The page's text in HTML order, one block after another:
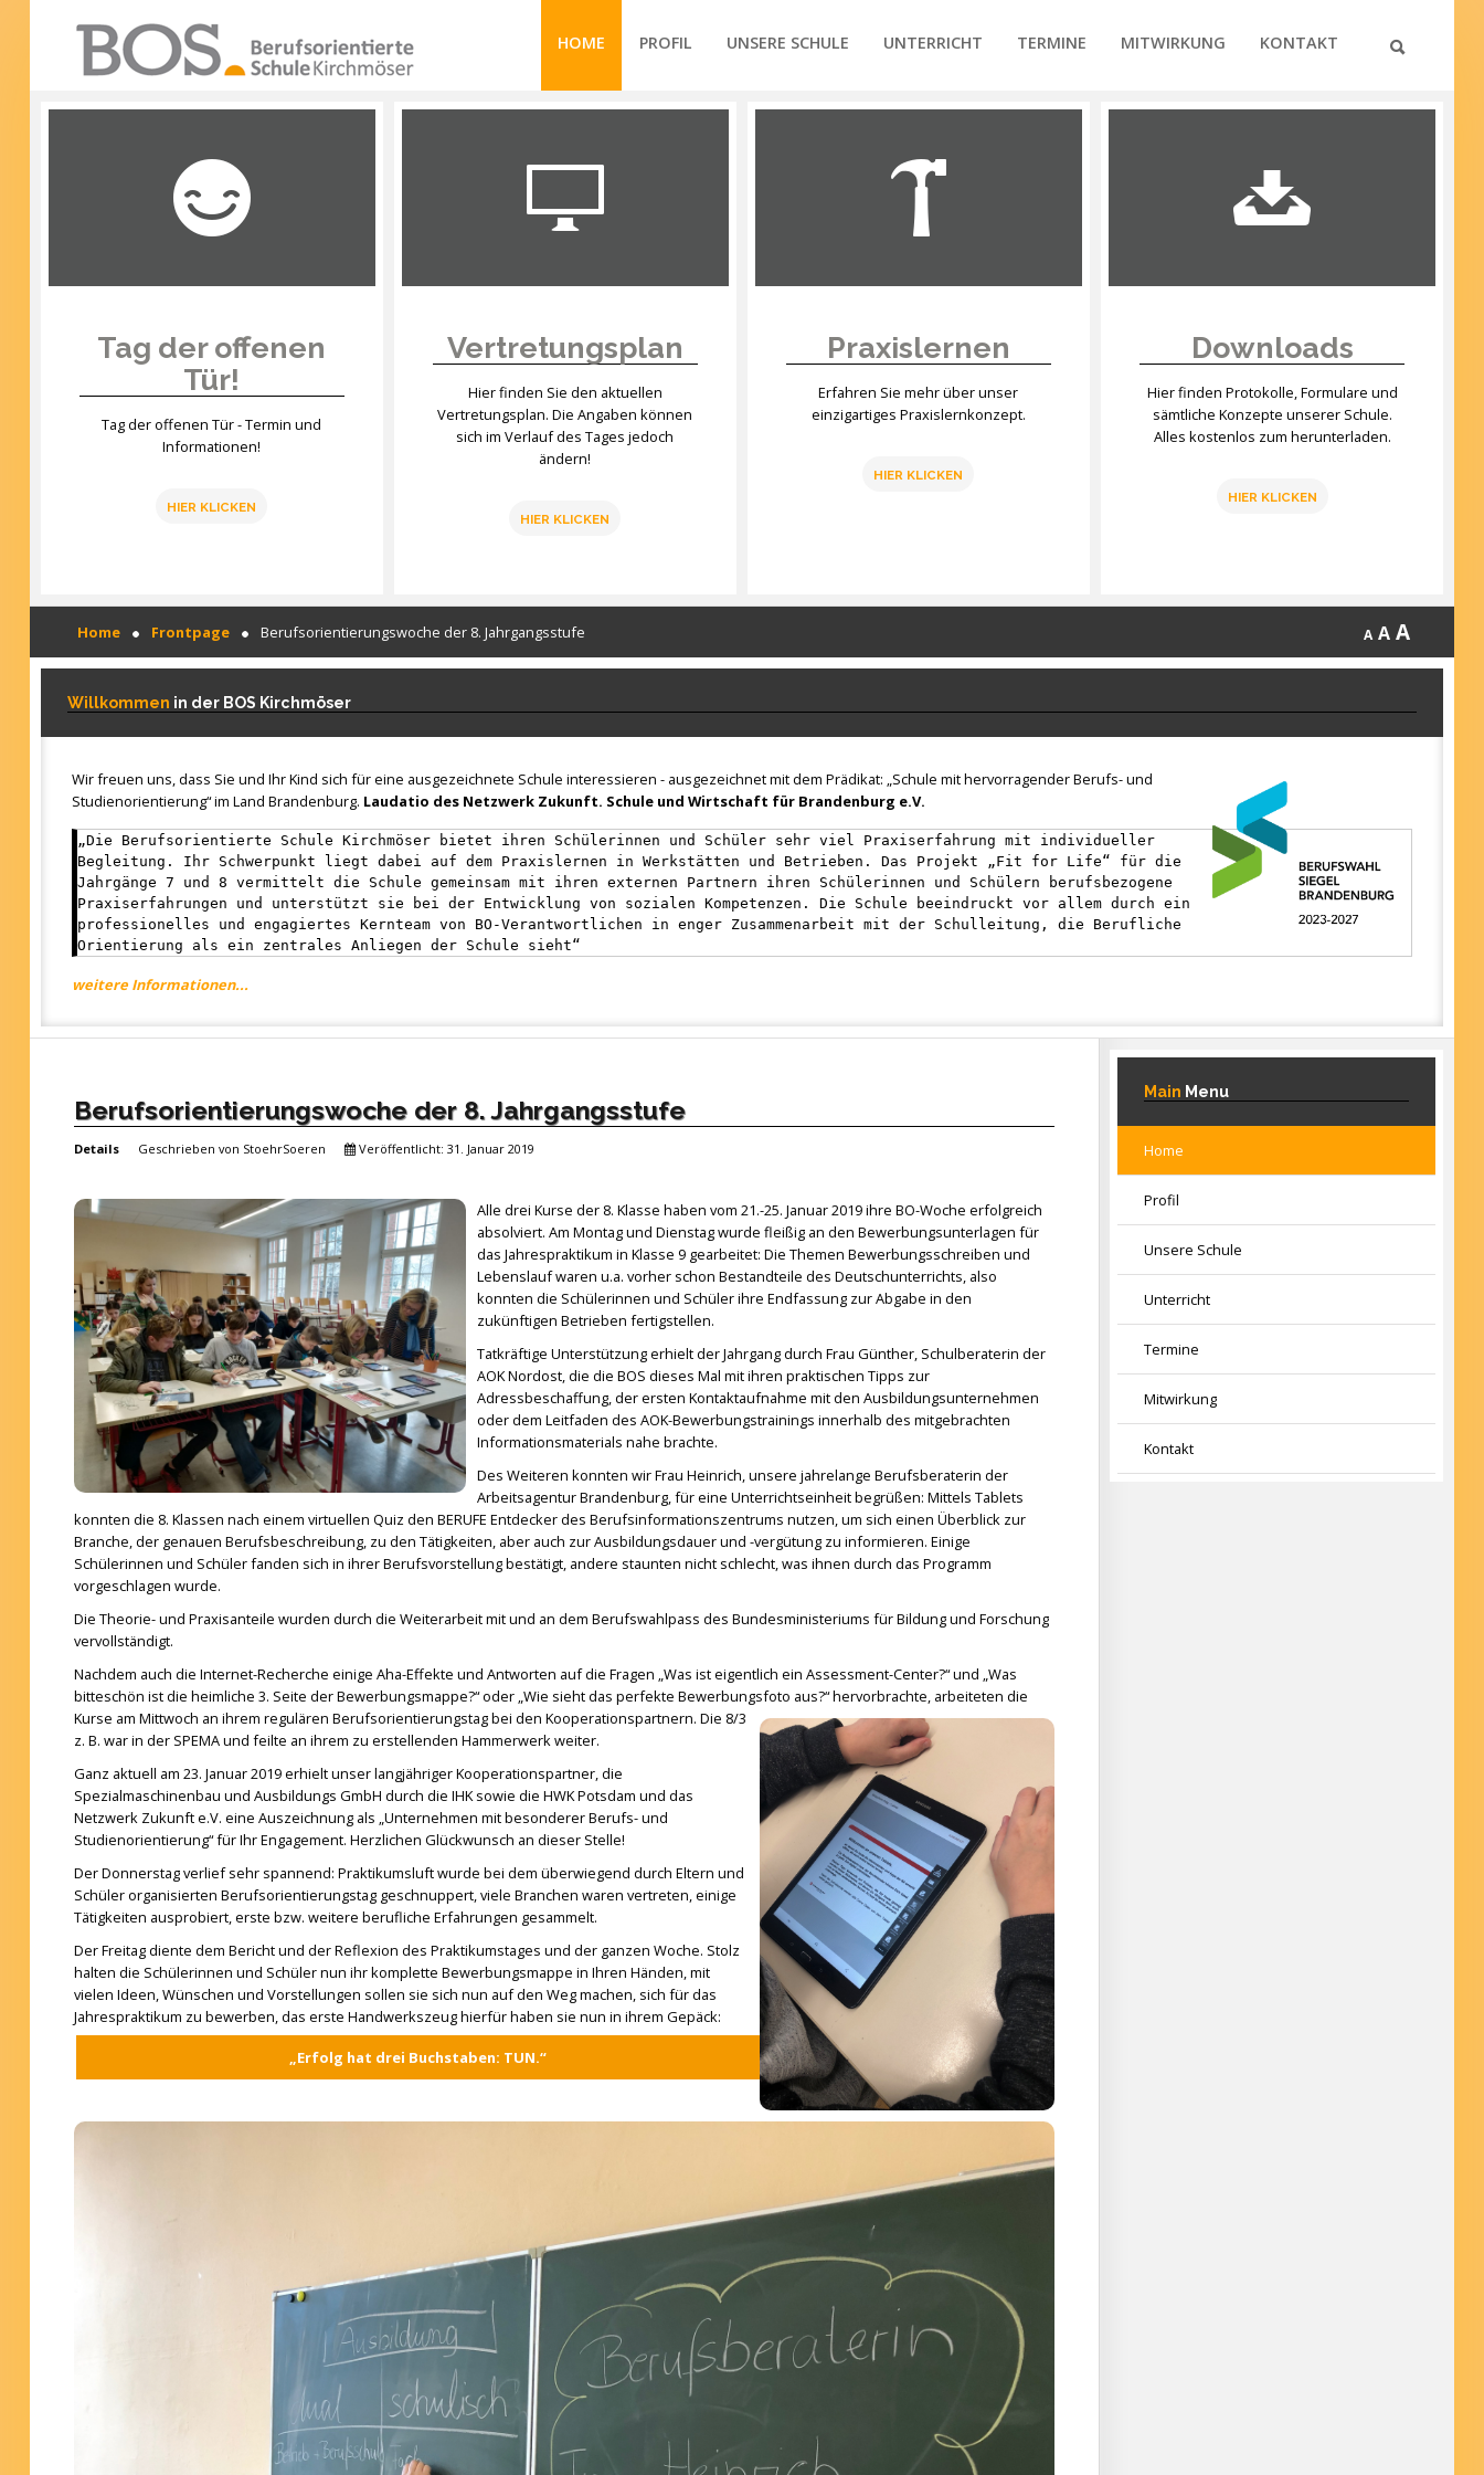
Unsere Schule
Mitwirkung
HOME PROFIL UNSERE SCHULE UNTERRICHT TERMINE MITWIRKUNG KONTAKT
Tag der offenen
Tür!
Tag der offenen Tür - Termin und
Informationen!
HIER KLICKEN
Vertretungsplan
Hier finden Sie den aktuellen
Vertretungsplan. Die Angaben können
sich im Verlauf des Tages jedoch
ändern!
HIER KLICKEN
Praxislernen
Erfahren Sie mehr über unser
einzigartiges Praxislernkonzept.
HIER KLICKEN
Downloads
Hier finden Protokolle, Formulare und
sämtliche Konzepte unserer Schule.
Alles kostenlos zum herunterladen.
HIER KLICKEN
Home Frontpage Berufsorientierungswoche der 8. Jahrgangsstufe A A A
Willkommen in der BOS Kirchmöser
Wir freuen uns, dass Sie und Ihr Kind sich für eine ausgezeichnete Schule interessieren - ausgezeichnet mit dem Prädikat: „Schule mit hervorragender Berufs- und
Studienorientierung“ im Land Brandenburg. Laudatio des Netzwerk Zukunft. Schule und Wirtschaft für Brandenburg e.V.
„Die Berufsorientierte Schule Kirchmöser bietet ihren Schülerinnen und Schüler sehr viel Praxiserfahrung mit individueller
Begleitung. Ihr Schwerpunkt liegt dabei auf dem Praxislernen in Werkstätten und Betrieben. Das Projekt „Fit for Life“ für die
Jahrgänge 7 und 8 vermittelt die Schule gemeinsam mit ihren externen Partnern ihren Schülerinnen und Schülern berufsbezogene
Praxiserfahrungen und unterstützt sie bei der Entwicklung von sozialen Kompetenzen. Die Schule beeindruckt vor allem durch ein
professionelles und engagiertes Kernteam von BO-Verantwortlichen in enger Zusammenarbeit mit der Schulleitung, die Berufliche
Orientierung als ein zentrales Anliegen der Schule sieht“
weitere Informationen...
Berufsorientierungswoche der 8. Jahrgangsstufe
Details Geschrieben von StoehrSoeren Veröffentlicht: 31. Januar 2019
Alle drei Kurse der 8. Klasse haben vom 21.-25. Januar 2019 ihre BO-Woche erfolgreich
absolviert. Am Montag und Dienstag wurde fleißig an den Bewerbungsunterlagen für
das Jahrespraktikum in Klasse 9 gearbeitet: Die Themen Bewerbungsschreiben und
Lebenslauf waren u.a. vorher schon Bestandteile des Deutschunterrichts, also
konnten die Schülerinnen und Schüler ihre Endfassung zur Abgabe in den
zukünftigen Betrieben fertigstellen.
Tatkräftige Unterstützung erhielt der Jahrgang durch Frau Günther, Schulberaterin der
AOK Nordost, die die BOS dieses Mal mit ihren praktischen Tipps zur
Adressbeschaffung, der ersten Kontaktaufnahme mit den Ausbildungsunternehmen
oder dem Leitfaden des AOK-Bewerbungstrainings innerhalb des mitgebrachten
Informationsmaterials nahe brachte.
Des Weiteren konnten wir Frau Heinrich, unsere jahrelange Berufsberaterin der
Arbeitsagentur Brandenburg, für eine Unterrichtseinheit begrüßen: Mittels Tablets
konnten die 8. Klassen nach einem virtuellen Quiz den BERUFE Entdecker des Berufsinformationszentrums nutzen, um sich einen Überblick zur
Branche, der genauen Berufsbeschreibung, zu den Tätigkeiten, aber auch zur Ausbildungsdauer und -vergütung zu informieren. Einige
Schülerinnen und Schüler fanden sich in ihrer Berufsvorstellung bestätigt, andere staunten nicht schlecht, was ihnen durch das Programm
vorgeschlagen wurde.
Die Theorie- und Praxisanteile wurden durch die Weiterarbeit mit und an dem Berufswahlpass des Bundesministeriums für Bildung und Forschung
vervollständigt.
Nachdem auch die Internet-Recherche einige Aha-Effekte und Antworten auf die Fragen „Was ist eigentlich ein Assessment-Center?“ und „Was
bitteschön ist die heimliche 3. Seite der Bewerbungsmappe?“ oder „Wie sieht das perfekte Bewerbungsfoto aus?“ hervorbrachte, arbeiteten die
Kurse am Mittwoch an ihrem regulären Berufsorientierungstag bei den Kooperationspartnern. Die 8/3
z. B. war in der SPEMA und feilte an ihrem zu erstellenden Hammerwerk weiter.
Ganz aktuell am 23. Januar 2019 erhielt unser langjähriger Kooperationspartner, die
Spezialmaschinenbau und Ausbildungs GmbH durch die IHK sowie die HWK Potsdam und das
Netzwerk Zukunft e.V. eine Auszeichnung als „Unternehmen mit besonderer Berufs- und
Studienorientierung“ für Ihr Engagement. Herzlichen Glückwunsch an dieser Stelle!
Der Donnerstag verlief sehr spannend: Praktikumsluft wurde bei dem überwiegend durch Eltern und
Schüler organisierten Berufsorientierungstag geschnuppert, viele Branchen waren vertreten, einige
Tätigkeiten ausprobiert, erste bzw. weitere berufliche Erfahrungen gesammelt.
Der Freitag diente dem Bericht und der Reflexion des Praktikumstages und der ganzen Woche. Stolz
halten die Schülerinnen und Schüler nun ihr komplette Bewerbungsmappe in Ihren Händen, mit
vielen Ideen, Wünschen und Vorstellungen sollen sie sich nun auf den Weg machen, sich für das
Jahrespraktikum zu bewerben, das erste Handwerkszeug hierfür haben sie nun in ihrem Gepäck:
„Erfolg hat drei Buchstaben: TUN.“
Main Menu
Home
Profil
Unsere Schule
Unterricht
Termine
Mitwirkung
Kontakt